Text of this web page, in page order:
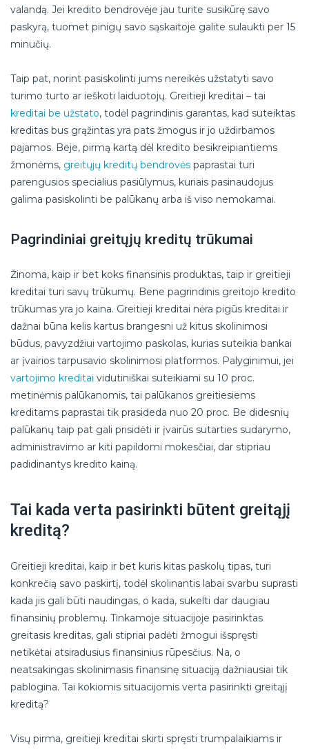
valandą. Jei kredito bendrovėje jau turite susikūrę savo
paskyrą, tuomet pinigų savo sąskaitoje galite sulaukti per 15
minučių.
Taip pat, norint pasiskolinti jums nereikės užstatyti savo
turimo turto ar ieškoti laiduotojų. Greitieji kreditai – tai
kreditai be užstato, todėl pagrindinis garantas, kad suteiktas
kreditas bus grąžintas yra pats žmogus ir jo uždirbamos
pajamos. Beje, pirmą kartą dėl kredito besikreipiantiems
žmonėms, greitųjų kreditų bendrovės paprastai turi
parengusios specialius pasiūlymus, kuriais pasinaudojus
galima pasiskolinti be palūkanų arba iš viso nemokamai.
Pagrindiniai greitųjų kreditų trūkumai
Žinoma, kaip ir bet koks finansinis produktas, taip ir greitieji
kreditai turi savų trūkumų. Bene pagrindinis greitojo kredito
trūkumas yra jo kaina. Greitieji kreditai nėra pigūs kreditai ir
dažnai būna kelis kartus brangesni už kitus skolinimosi
būdus, pavyzdžiui vartojimo paskolas, kurias suteikia bankai
ar įvairios tarpusavio skolinimosi platformos. Palyginimui, jei
vartojimo kreditai vidutiniškai suteikiami su 10 proc.
metinėmis palūkanomis, tai palūkanos greitiesiems
kreditams paprastai tik prasideda nuo 20 proc. Be didesnių
palūkanų taip pat gali prisidėti ir įvairūs sutarties sudarymo,
administravimo ar kiti papildomi mokesčiai, dar stipriau
padidinantys kredito kainą.
Tai kada verta pasirinkti būtent greitąjį
kreditą?
Greitieji kreditai, kaip ir bet kuris kitas paskolų tipas, turi
konkrečią savo paskirtį, todėl skolinantis labai svarbu suprasti
kada jis gali būti naudingas, o kada, sukelti dar daugiau
finansinių problemų. Tinkamoje situacijoje pasirinktas
greitasis kreditas, gali stipriai padėti žmogui išspręsti
netikėtai atsiradusius finansinius rūpesčius. Na, o
neatsakingas skolinimasis finansinę situaciją dažniausiai tik
pablogina. Tai kokiomis situacijomis verta pasirinkti greitąjį
kreditą?
Visų pirma, greitieji kreditai skirti spręsti trumpalaikiams ir